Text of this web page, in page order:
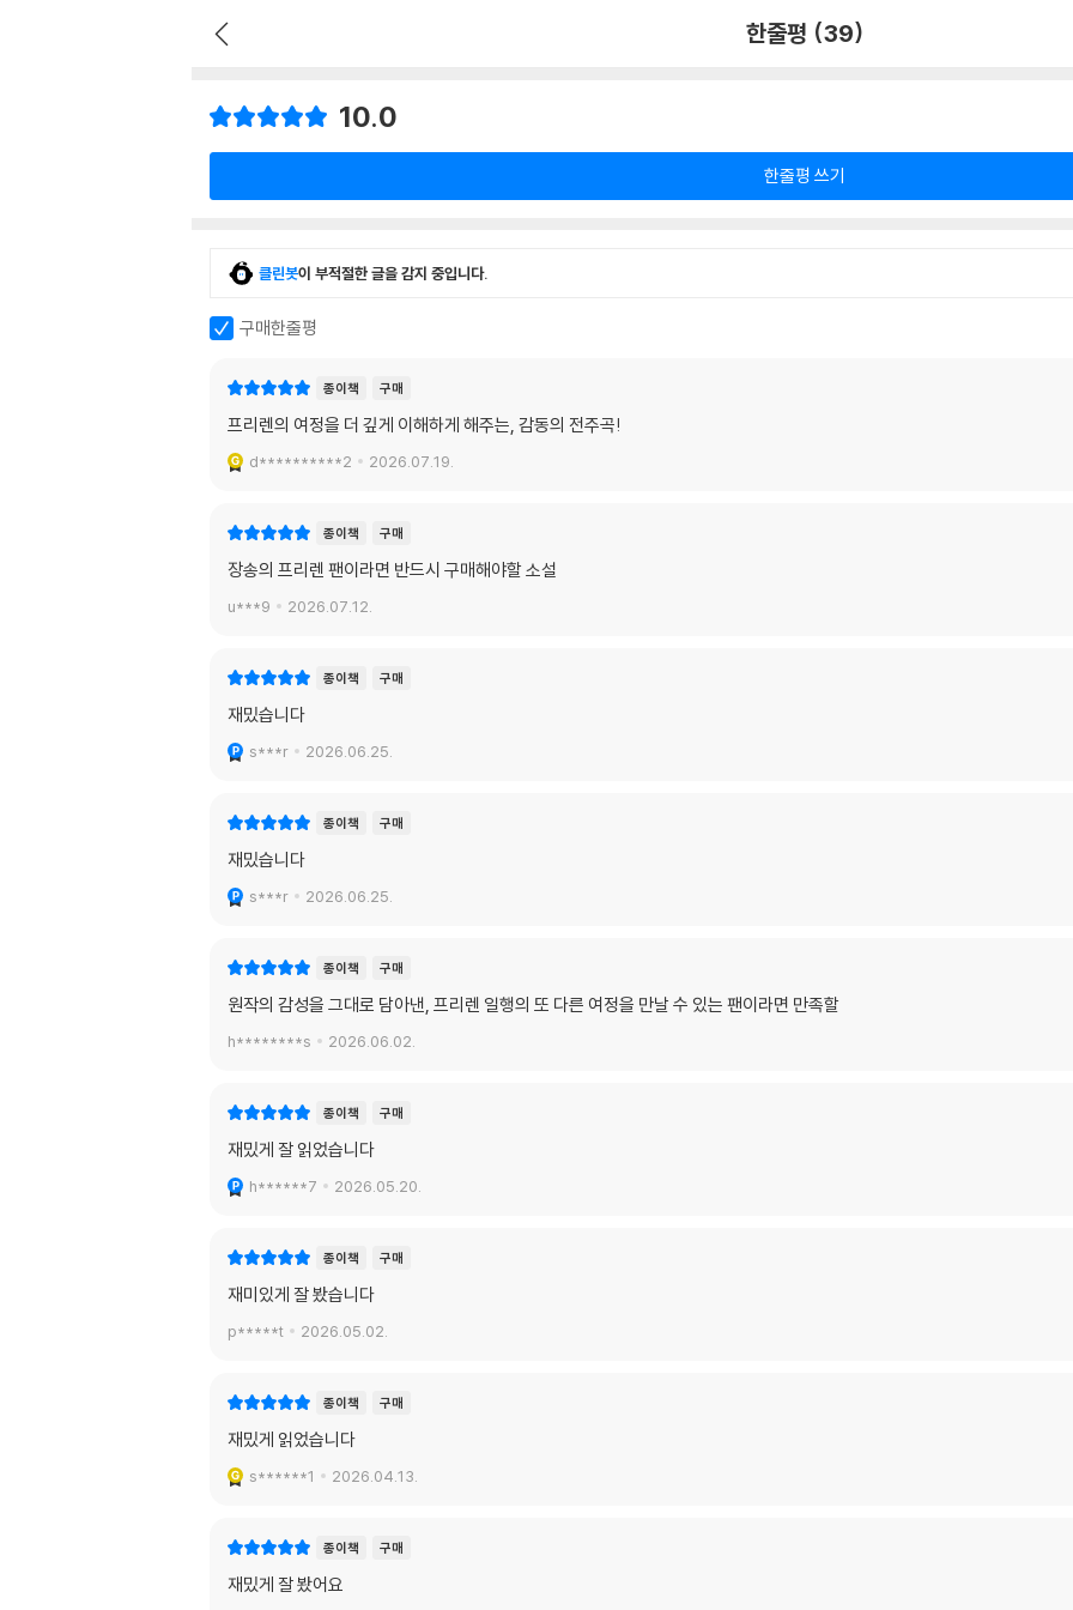
한줄평 (39)
10.0
한줄평 쓰기
클린봇이 부적절한 글을 감지 중입니다.
구매한줄평
종이책 구매
프리렌의 여정을 더 깊게 이해하게 해주는, 감동의 전주곡!
d**********2 2026.07.19.
종이책 구매
장송의 프리렌 팬이라면 반드시 구매해야할 소설
u***9 2026.07.12.
종이책 구매
재밌습니다
s***r 2026.06.25.
종이책 구매
재밌습니다
s***r 2026.06.25.
종이책 구매
원작의 감성을 그대로 담아낸, 프리렌 일행의 또 다른 여정을 만날 수 있는 팬이라면 만족할
h********s 2026.06.02.
종이책 구매
재밌게 잘 읽었습니다
h******7 2026.05.20.
종이책 구매
재미있게 잘 봤습니다
p*****t 2026.05.02.
종이책 구매
재밌게 읽었습니다
s******1 2026.04.13.
종이책 구매
재밌게 잘 봤어요